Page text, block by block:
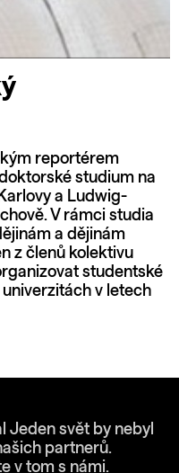
reportérem
studium na
a Ludwig-
V rámci studia
a dějinám
z členů kolektivu
studentské
v letech
Jeden svět by nebyl
partnerů.
v tom s námi.